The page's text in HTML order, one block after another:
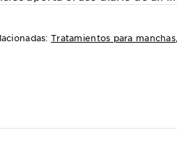
Tratamientos para manchas,